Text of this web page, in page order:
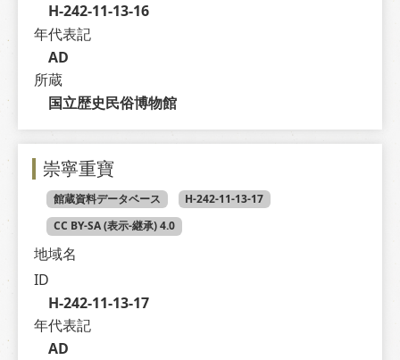
H-242-11-13-16
年代表記
AD
所蔵
国立歴史民俗博物館
崇寧重寶
館蔵資料データベース
H-242-11-13-17
CC BY-SA (表示-継承) 4.0
地域名
ID
H-242-11-13-17
年代表記
AD